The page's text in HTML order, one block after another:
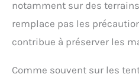
notamment sur des
remplace pas les
contribue à préserver les
Comme souvent sur les